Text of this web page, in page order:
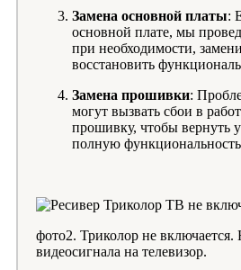
Замена основной платы:
основной плате, мы
при необходимости,
восстановить
Замена прошивки:
могут вызвать сбои в
прошивку, чтобы вернуть
полную
фото2. Триколор не включается.
видеосигнала на телевизор.